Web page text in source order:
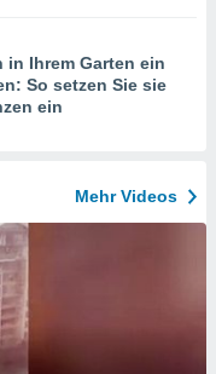
in Ihrem Garten ein
So setzen Sie sie
ein
Mehr Videos